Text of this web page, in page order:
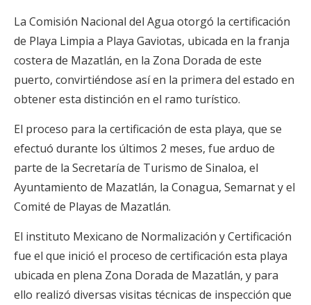
La Comisión Nacional del Agua otorgó la certificación
de Playa Limpia a Playa Gaviotas, ubicada en la franja
costera de Mazatlán, en la Zona Dorada de este
puerto, convirtiéndose así en la primera del estado en
obtener esta distinción en el ramo turístico.
El proceso para la certificación de esta playa, que se
efectuó durante los últimos 2 meses, fue arduo de
parte de la Secretaría de Turismo de Sinaloa, el
Ayuntamiento de Mazatlán, la Conagua, Semarnat y el
Comité de Playas de Mazatlán.
El instituto Mexicano de Normalización y Certificación
fue el que inició el proceso de certificación esta playa
ubicada en plena Zona Dorada de Mazatlán, y para
ello realizó diversas visitas técnicas de inspección que